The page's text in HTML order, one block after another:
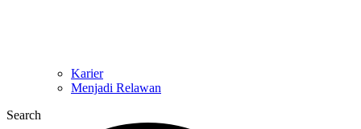
Karier
Menjadi Relawan
Search